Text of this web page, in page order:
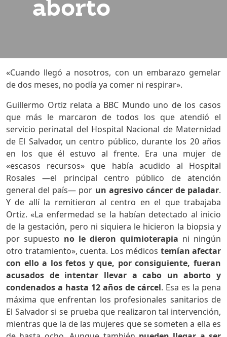
aborto
«Cuando llegó a nosotros, con un embarazo gemelar
de dos meses, no podía ya comer ni respirar».
Guillermo Ortiz relata a BBC Mundo uno de los casos
que más le marcaron de todos los que atendió el
servicio perinatal del Hospital Nacional de Maternidad
de El Salvador, un centro público, durante los 20 años
en los que él estuvo al frente. Era una mujer de
«escasos recursos» que había acudido al Hospital
Rosales —el principal centro público de atención
general del país— por un agresivo cáncer de paladar.
Y de allí la remitieron al centro en el que trabajaba
Ortiz. «La enfermedad se la habían detectado al inicio
de la gestación, pero ni siquiera le hicieron la biopsia y
por supuesto no le dieron quimioterapia ni ningún
otro tratamiento», cuenta. Los médicos temían afectar
con ello a los fetos y que, por consiguiente, fueran
acusados de intentar llevar a cabo un aborto y
condenados a hasta 12 años de cárcel. Esa es la pena
máxima que enfrentan los profesionales sanitarios de
El Salvador si se prueba que realizaron tal intervención,
mientras que la de las mujeres que se someten a ella es